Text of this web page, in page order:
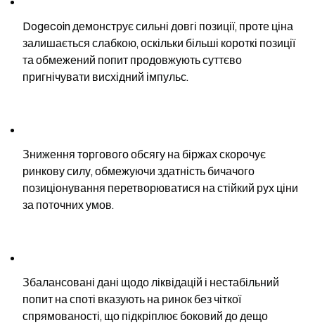
Dogecoin демонструє сильні довгі позиції, проте ціна
залишається слабкою, оскільки більші короткі позиції
та обмежений попит продовжують суттєво
пригнічувати висхідний імпульс.
Зниження торгового обсягу на біржах скорочує
ринкову силу, обмежуючи здатність бичачого
позиціонування перетворюватися на стійкий рух ціни
за поточних умов.
Збалансовані дані щодо ліквідацій і нестабільний
попит на споті вказують на ринок без чіткої
спрямованості, що підкріплює боковий до дещо